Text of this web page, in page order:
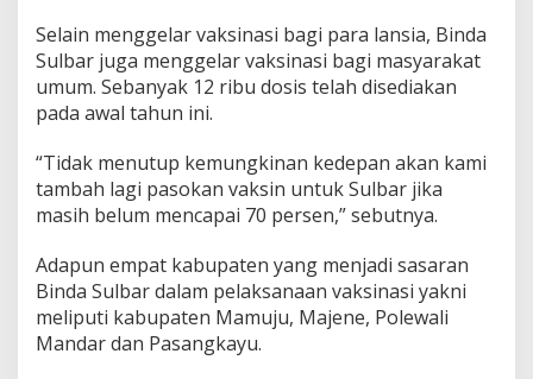
Selain menggelar vaksinasi bagi para lansia, Binda
Sulbar juga menggelar vaksinasi bagi masyarakat
umum. Sebanyak 12 ribu dosis telah disediakan
pada awal tahun ini.
“Tidak menutup kemungkinan kedepan akan kami
tambah lagi pasokan vaksin untuk Sulbar jika
masih belum mencapai 70 persen,” sebutnya.
Adapun empat kabupaten yang menjadi sasaran
Binda Sulbar dalam pelaksanaan vaksinasi yakni
meliputi kabupaten Mamuju, Majene, Polewali
Mandar dan Pasangkayu.